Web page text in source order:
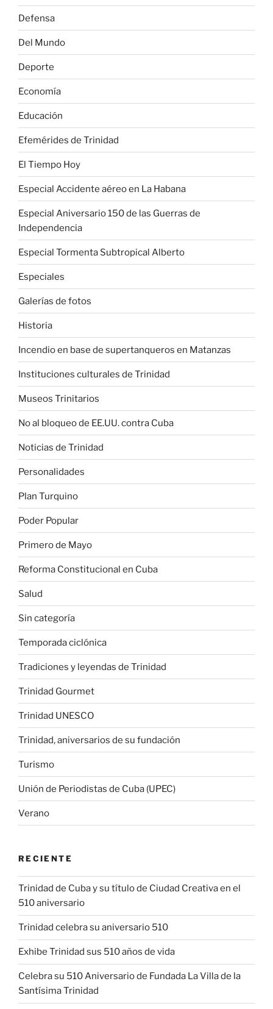
Defensa
Del Mundo
Deporte
Economía
Educación
Efemérides de Trinidad
El Tiempo Hoy
Especial Accidente aéreo en La Habana
Especial Aniversario 150 de las Guerras de
Independencia
Especial Tormenta Subtropical Alberto
Especiales
Galerías de fotos
Historia
Incendio en base de supertanqueros en Matanzas
Instituciones culturales de Trinidad
Museos Trinitarios
No al bloqueo de EE.UU. contra Cuba
Noticias de Trinidad
Personalidades
Plan Turquino
Poder Popular
Primero de Mayo
Reforma Constitucional en Cuba
Salud
Sin categoría
Temporada ciclónica
Tradiciones y leyendas de Trinidad
Trinidad Gourmet
Trinidad UNESCO
Trinidad, aniversarios de su fundación
Turismo
Unión de Periodistas de Cuba (UPEC)
Verano
RECIENTE
Trinidad de Cuba y su título de Ciudad Creativa en el
510 aniversario
Trinidad celebra su aniversario 510
Exhibe Trinidad sus 510 años de vida
Celebra su 510 Aniversario de Fundada La Villa de la
Santísima Trinidad